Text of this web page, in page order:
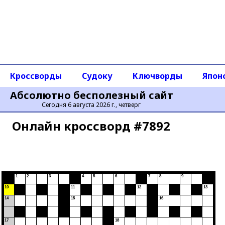
Абсолютно бесполезный сайт
Сегодня 6 августа 2026 г., четверг
Кроссворды Судоку Ключворды
Онлайн кроссворд #7892
2.Бизнес ямщиков до
изобретения Яндекс-
10
14
17
1 2 3
11
15
4 5 6
18
12
7 8
16
9
13